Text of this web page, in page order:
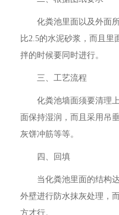
化粪池里面以及外面
比2.5的水泥砂浆，而且里
拌的时候要同时进行。
三、工艺流程
化粪池墙面须要清理
面保持湿润，而且采用吊
灰饼冲筋等等。
四、回填
当化粪池里面的结构
外壁进行防水抹灰处理，
方才行。